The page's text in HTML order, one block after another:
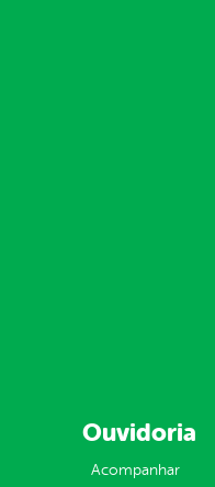
Ouvidoria
Acompanhar